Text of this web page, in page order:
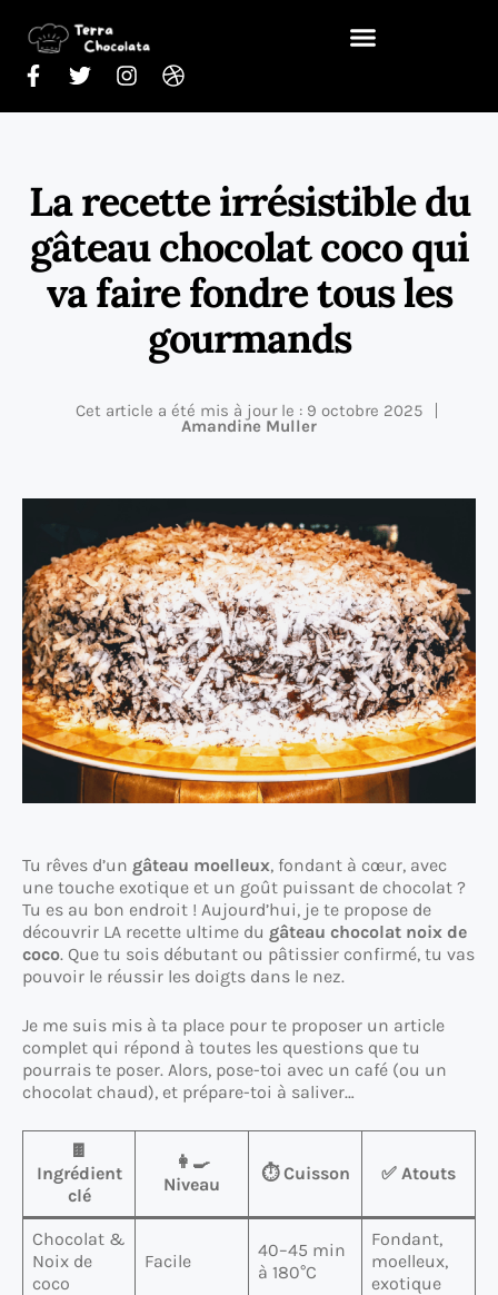
La recette irrésistible du
gâteau chocolat coco qui
va faire fondre tous les
gourmands
Cet article a été mis à jour le : 9 octobre 2025
Amandine Muller
Tu rêves d’un gâteau moelleux, fondant à cœur, avec
une touche exotique et un goût puissant de chocolat ?
Tu es au bon endroit ! Aujourd’hui, je te propose de
découvrir LA recette ultime du gâteau chocolat noix de
coco. Que tu sois débutant ou pâtissier confirmé, tu vas
pouvoir le réussir les doigts dans le nez.
Je me suis mis à ta place pour te proposer un article
complet qui répond à toutes les questions que tu
pourrais te poser. Alors, pose-toi avec un café (ou un
chocolat chaud), et prépare-toi à saliver…
🍫
Ingrédient
clé
👩‍🍳
Niveau
⏱️ Cuisson ✅ Atouts
Chocolat &
Noix de
coco
Facile
40–45 min
à 180°C
Fondant,
moelleux,
exotique